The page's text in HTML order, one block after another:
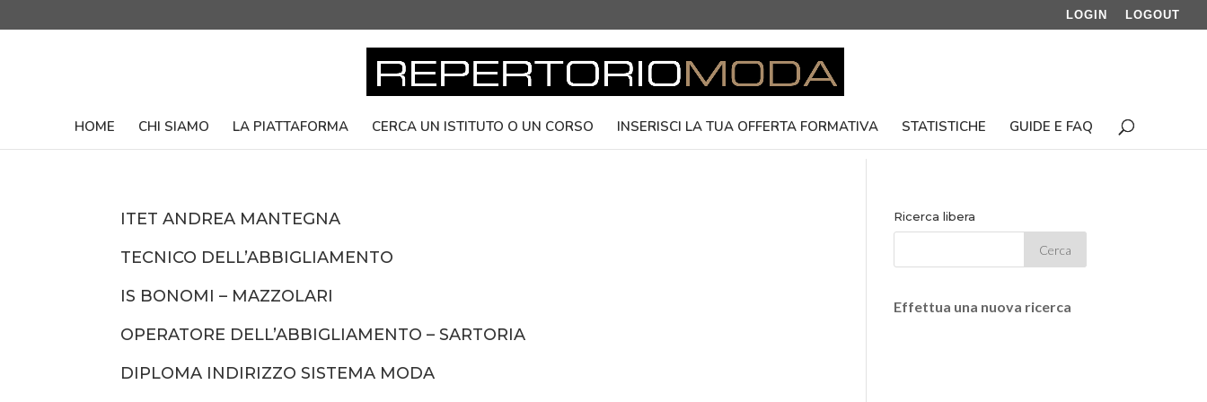
LOGIN LOGOUT
HOME CHI SIAMO LA PIATTAFORMA CERCA UN ISTITUTO O UN CORSO INSERISCI LA TUA OFFERTA FORMATIVA STATISTICHE GUIDE E FAQ
ITET ANDREA MANTEGNA
TECNICO DELL’ABBIGLIAMENTO
IS BONOMI – MAZZOLARI
OPERATORE DELL’ABBIGLIAMENTO – SARTORIA
DIPLOMA INDIRIZZO SISTEMA MODA
Ricerca libera
Effettua una nuova ricerca